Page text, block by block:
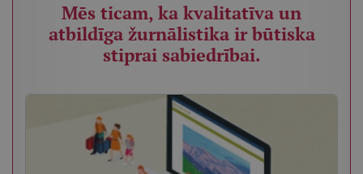
Mēs ticam, ka kvalitatīva un
atbildīga žurnālistika ir būtiska
stiprai sabiedrībai.